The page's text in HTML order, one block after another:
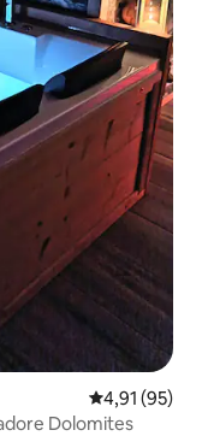
Évaluation
4,91 (95)
Dolomites